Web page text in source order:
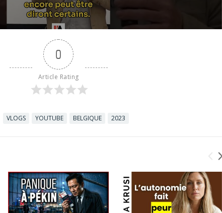
0
Article Rating
VLOGS YOUTUBE BELGIQUE 2023